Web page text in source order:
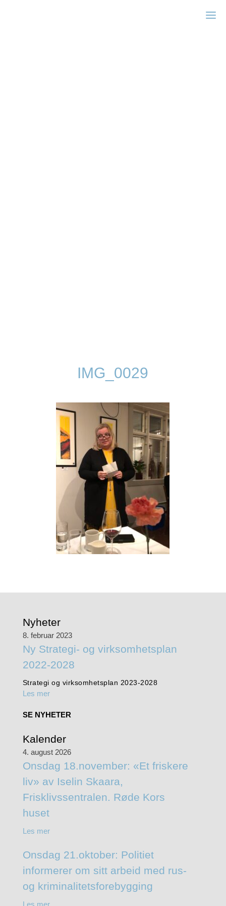
IMG_0029
Nyheter
8. februar 2023
Ny Strategi- og virksomhetsplan
2022-2028
Strategi og virksomhetsplan 2023-2028
Les mer
SE NYHETER
Kalender
4. august 2026
Onsdag 18.november: «Et friskere
liv» av Iselin Skaara,
Frisklivssentralen. Røde Kors
huset
Les mer
Onsdag 21.oktober: Politiet
informerer om sitt arbeid med rus-
og kriminalitetsforebygging
Les mer